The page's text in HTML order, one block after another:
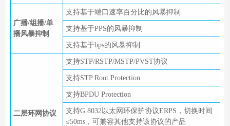
广播/组播/单
播风暴抑制
支持基于端口速率百分比的风暴抑制
支持基于PPS的风暴抑制
支持基于bps的风暴抑制
二层环网协议
支持STP/RSTP/MSTP/PVST协议
支持STP Root Protection
支持BPDU Protection
支持G.8032以太网环保护协议ERPS，切换时间
≤50ms，可兼容其他支持该协议的产品